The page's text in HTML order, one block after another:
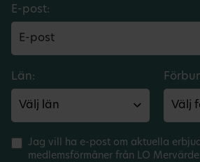
E-post:
Län:
Jag vill ha e-post om aktuella
medlemsförmåner från LO